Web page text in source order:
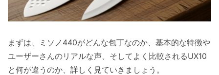
日常の手入れと保管方法
最高の包丁ミソノ440を選ぼう
まずは、ミソノ440がどんな包丁なのか、基本的な特徴や
ユーザーさんのリアルな声、そしてよく比較されるUX10
と何が違うのか、詳しく見ていきましょう。